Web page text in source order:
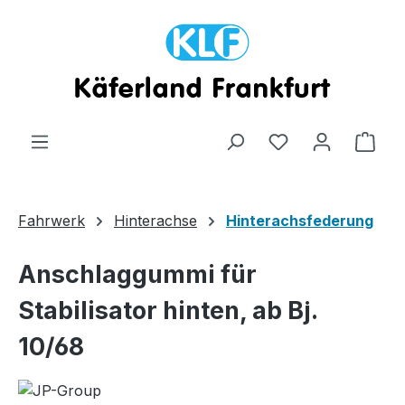
Zum Hauptinhalt springen
Fahrwerk Hinterachse Hinterachsfederung
Anschlaggummi für
Stabilisator hinten, ab Bj.
10/68